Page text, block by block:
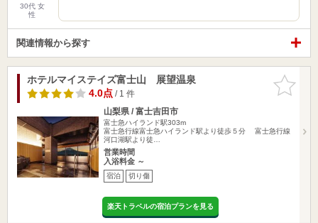
30代 女
性
関連情報から探す
お気に入
りに追加
ホテルマイステイズ富士山 展望温泉
4.0点/ 1 件
山梨県 / 富士吉田市
富士急ハイランド駅303m
富士急行線富士急ハイランド駅より徒歩５分 富士急行線
河口湖駅より徒…
営業時間
入浴料金 ～
宿泊 切り傷
楽天トラベルの宿泊プランを見る